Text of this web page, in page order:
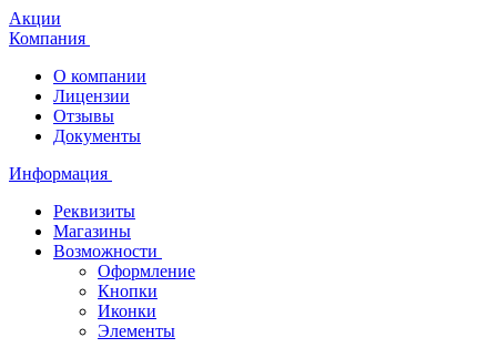
Акции
Компания
О компании
Лицензии
Отзывы
Документы
Информация
Реквизиты
Магазины
Возможности
Оформление
Кнопки
Иконки
Элементы